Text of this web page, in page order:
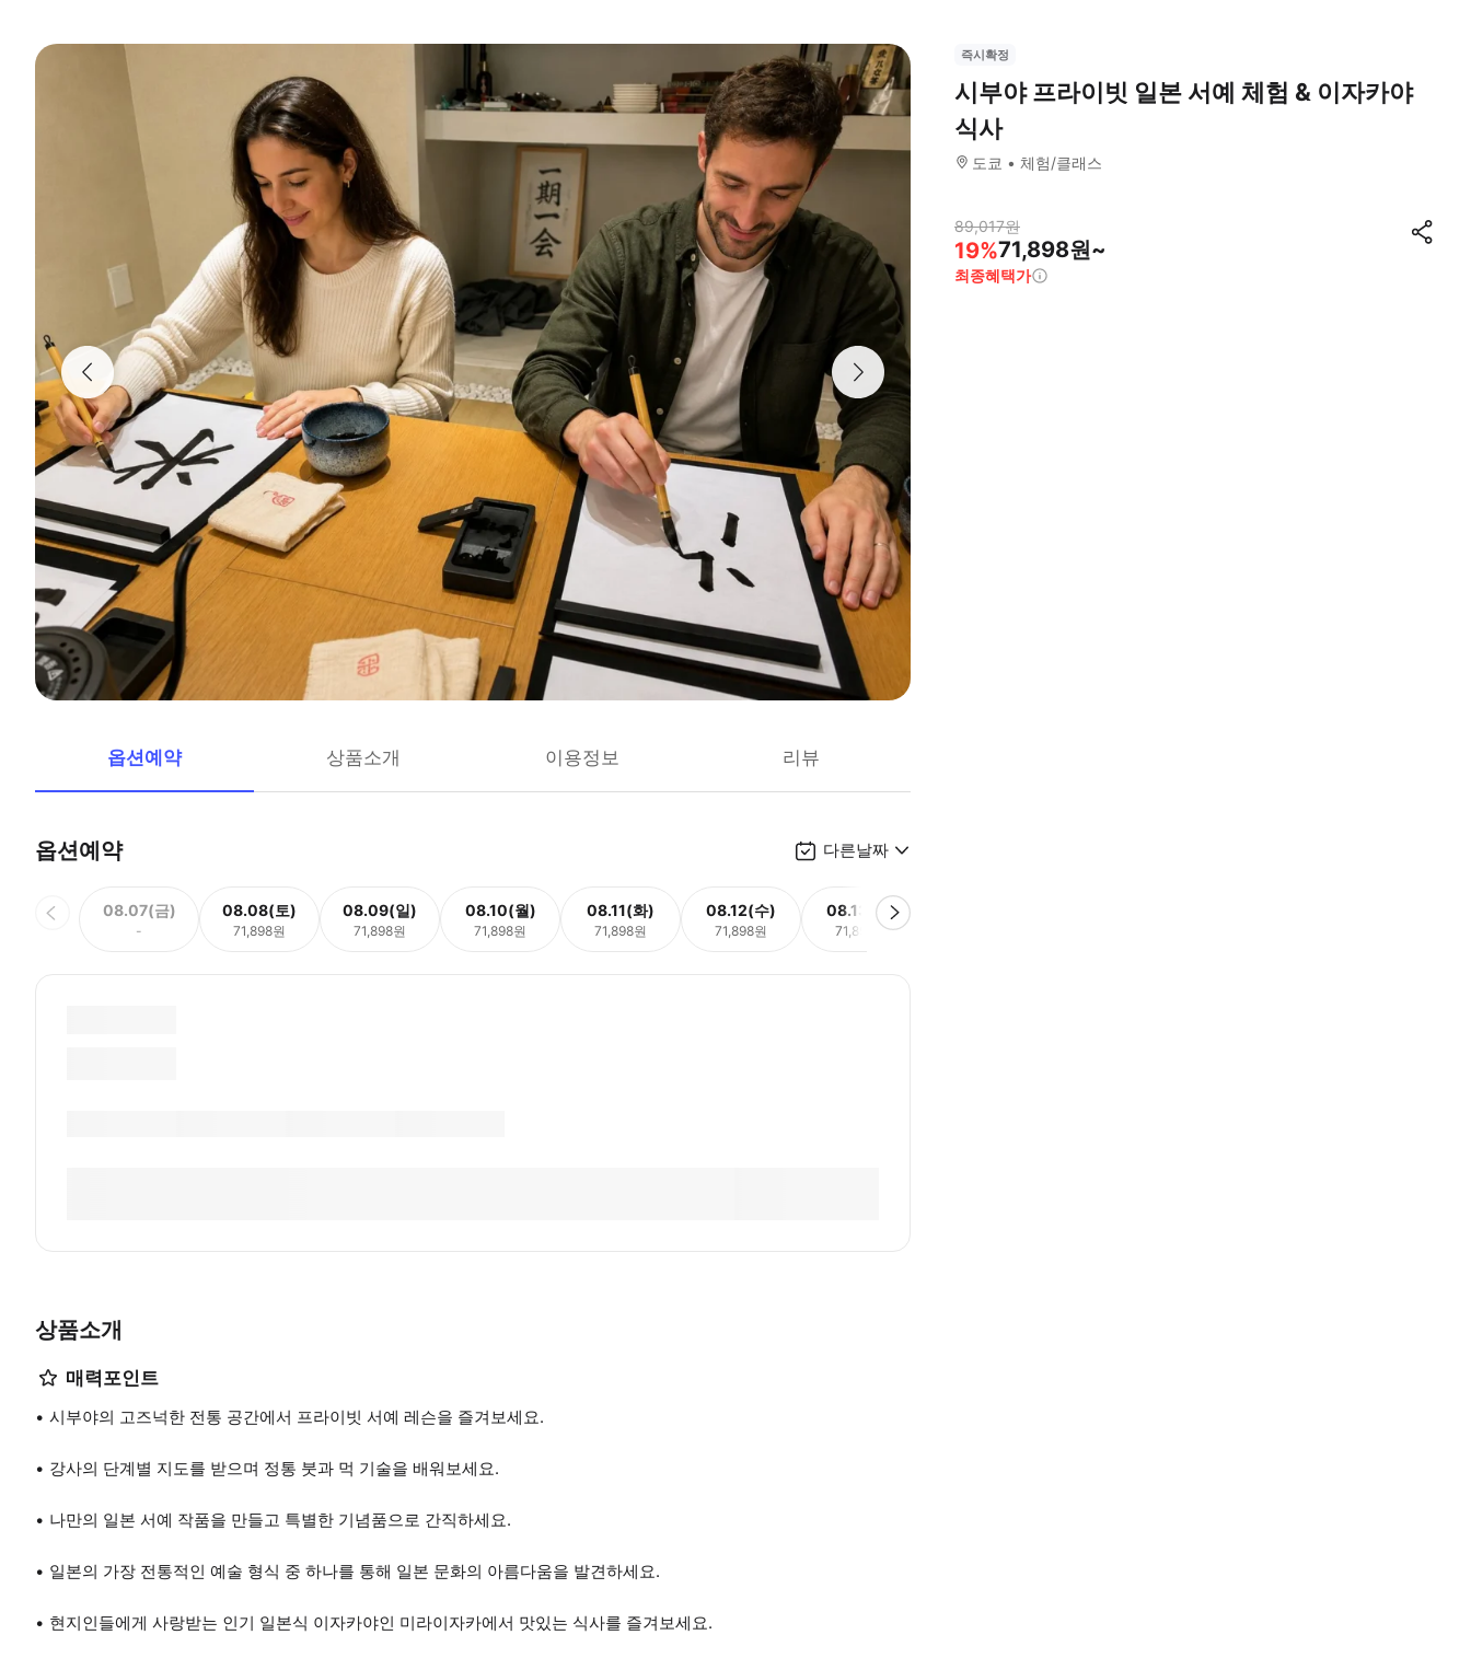
옵션예약 상품소개 이용정보 리뷰
옵션예약 다른날짜
08.07(금)
-
08.08(토)
71,898원
08.09(일)
71,898원
08.10(월)
71,898원
08.11(화)
71,898원
08.12(수)
71,898원
08.13(목)
71,898원
상품소개
매력포인트
시부야의 고즈넉한 전통 공간에서 프라이빗 서예 레슨을 즐겨보세요.
강사의 단계별 지도를 받으며 정통 붓과 먹 기술을 배워보세요.
나만의 일본 서예 작품을 만들고 특별한 기념품으로 간직하세요.
일본의 가장 전통적인 예술 형식 중 하나를 통해 일본 문화의 아름다움을 발견하세요.
현지인들에게 사랑받는 인기 일본식 이자카야인 미라이자카에서 맛있는 식사를 즐겨보세요.
즉시확정
시부야 프라이빗 일본 서예 체험 & 이자카야
식사
도쿄 체험/클래스
89,017원
19%71,898원~
최종혜택가